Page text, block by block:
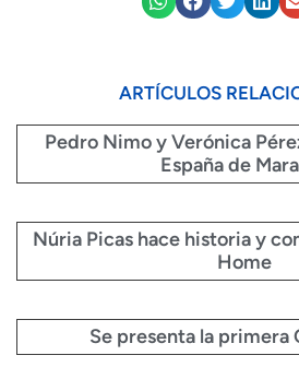
ARTÍCULOS
Pedro Nimo y Verónica
España de
Núria Picas hace historia y
Home
Se presenta la primera